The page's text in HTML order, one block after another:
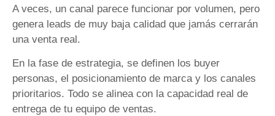
A veces, un canal parece funcionar por volumen, pero
genera leads de muy baja calidad que jamás cerrarán
una venta real.
En la fase de estrategia, se definen los buyer
personas, el posicionamiento de marca y los canales
prioritarios. Todo se alinea con la capacidad real de
entrega de tu equipo de ventas.